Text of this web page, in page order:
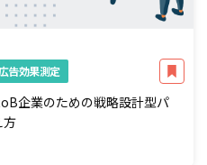
告効果測定
企業のための戦略設計型パ
方